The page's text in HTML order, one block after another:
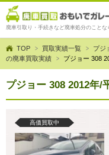
廃車引取り・手続きなど廃車処分のことな
TOP 買取実績一覧 プジ
の廃車買取実績
プジョー 308
プジョー 308 2012年/
高価買取中